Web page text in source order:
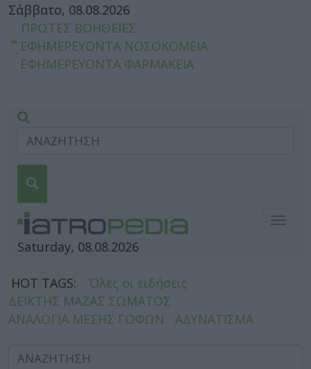
Σάββατο, 08.08.2026
ΠΡΩΤΕΣ ΒΟΗΘΕΙΕΣ
ΕΦΗΜΕΡΕΥΟΝΤΑ ΝΟΣΟΚΟΜΕΙΑ
ΕΦΗΜΕΡΕΥΟΝΤΑ ΦΑΡΜΑΚΕΙΑ
Saturday, 08.08.2026
HOT TAGS:
Όλες οι ειδήσεις
ΔΕΙΚΤΗΣ ΜΑΖΑΣ ΣΩΜΑΤΟΣ
ΑΝΑΛΟΓΙΑ ΜΕΣΗΣ ΓΟΦΩΝ
ΑΔΥΝΑΤΙΣΜΑ